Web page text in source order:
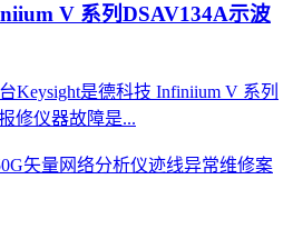
V 系列DSAV134A示波
Keysight是德科技 Infiniium V 系列
修仪器故障是...